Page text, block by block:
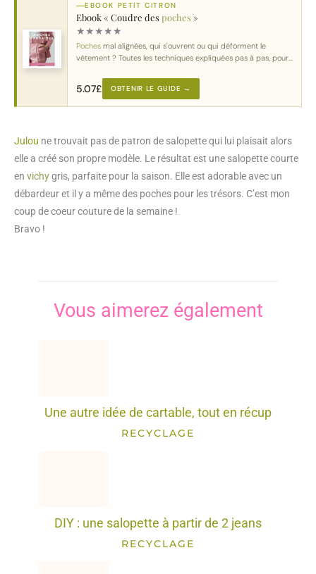
EBOOK PETIT CITRON
Ebook « Coudre despoches»
★★★★★
Poches mal alignées, qui s'ouvrent ou qui déforment le
vêtement ? Toutes les techniques expliquées pas à pas, pour
5.07£ OBTENIR LE GUIDE →
Julou ne trouvait pas de patron de salopette qui lui plaisait alors
elle a créé son propre modèle. Le résultat est une salopette courte
en vichygris, parfaite pour la saison. Elle est adorable avec un
débardeur et il y a même des poches pour les trésors. C’est mon
coup de coeur couture de la semaine !
Bravo !
Vous aimerez également
Une autre idée de cartable, tout en récup
RECYCLAGE
DIY : une salopette à partir de 2 jeans
RECYCLAGE